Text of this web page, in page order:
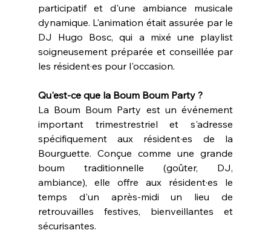
participatif et d'une ambiance musicale
dynamique. L'animation était assurée par le
DJ Hugo Bosc, qui a mixé une playlist
soigneusement préparée et conseillée par
les résident·es pour l'occasion.
Qu'est-ce que la Boum Boum Party ?
La Boum Boum Party est un événement
important trimestrestriel et s'adresse
spécifiquement aux résident·es de la
Bourguette. Conçue comme une grande
boum traditionnelle (goûter, DJ,
ambiance), elle offre aux résident·es le
temps d'un après-midi un lieu de
retrouvailles festives, bienveillantes et
sécurisantes.